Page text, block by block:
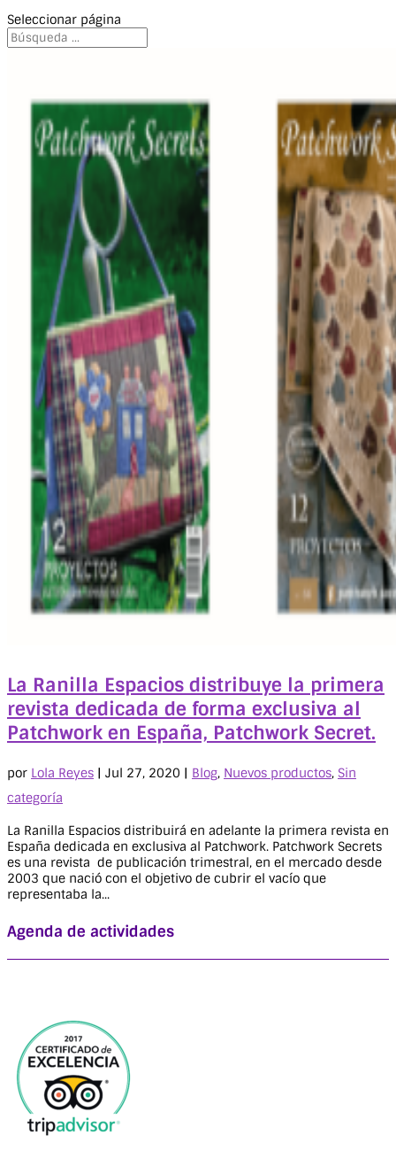
Seleccionar página
La Ranilla Espacios distribuye la primera
revista dedicada de forma exclusiva al
Patchwork en España, Patchwork Secret.
por Lola Reyes | Jul 27, 2020 | Blog, Nuevos productos, Sin
categoría
La Ranilla Espacios distribuirá en adelante la primera revista en
España dedicada en exclusiva al Patchwork. Patchwork Secrets
es una revista de publicación trimestral, en el mercado desde
2003 que nació con el objetivo de cubrir el vacío que
representaba la...
Agenda de actividades